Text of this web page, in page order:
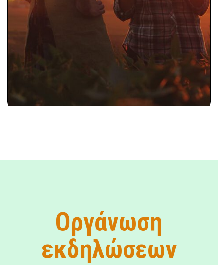
περάσετε μηνύματα και να ξεκινήσετε
συζητήσεις για να προωθήσετε το
τοπικό φαγητό στη σύγχρονη
κοινωνία.
Εξερευνήστε το εργαλείο
Οργάνωση
εκδηλώσεων